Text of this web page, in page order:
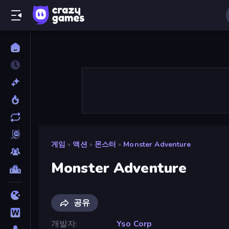
게임 » 액션 » 몬스터 » Monster Adventure
Monster Adventure
공유
개발자
Yso Corp